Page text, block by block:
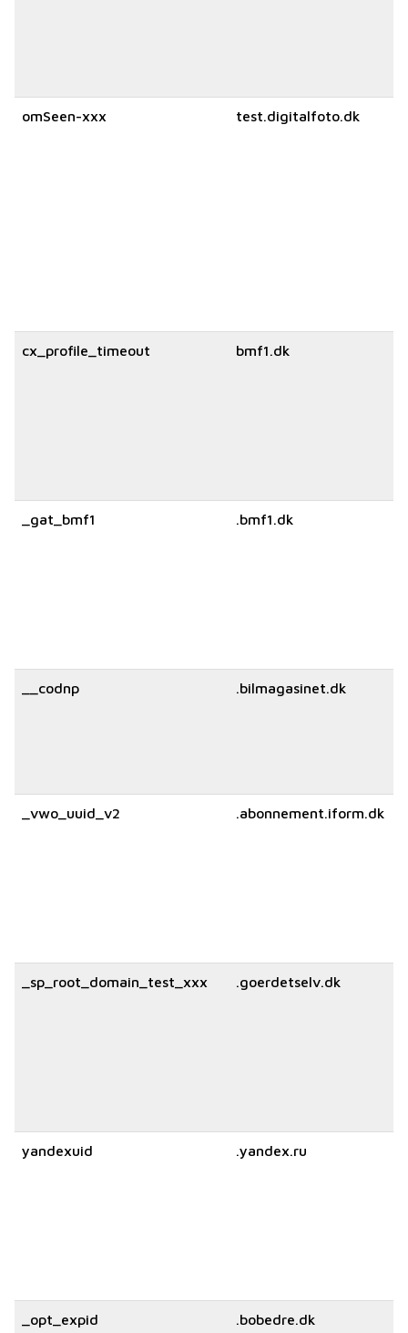
omSeen-xxx test.digitalfoto.dk
cx_profile_timeout bmf1.dk
_gat_bmf1 .bmf1.dk
__codnp .bilmagasinet.dk
_vwo_uuid_v2 .abonnement.iform.dk
_sp_root_domain_test_xxx .goerdetselv.dk
yandexuid .yandex.ru
_opt_expid .bobedre.dk